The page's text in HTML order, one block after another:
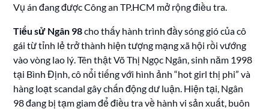
Vụ án đang được Công an TP.HCM mở rộng điều tra.
Tiểu sử Ngân 98cho thấy hành trình đầy sóng gió của cô
gái từ tỉnh lẻ trở thành hiện tượng mạng xã hội rồi vướng
vào vòng lao lý. Tên thật Võ Thị Ngọc Ngân, sinh năm 1998
tại Bình Định, cô nổi tiếng với hình ảnh “hot girl thị phi” và
hàng loạt scandal gây chấn động dư luận. Hiện tại, Ngân
98 đang bị tạm giam để điều tra về hành vi sản xuất, buôn